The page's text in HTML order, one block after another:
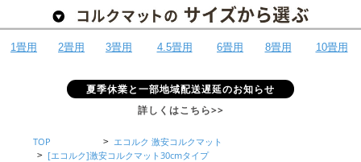
1畳用 2畳用 3畳用 4.5畳用 6畳用 8畳用 10畳用
夏季休業と一部地域配送遅延のお知らせ
詳しくはこちら>>
TOP > エコルク 激安コルクマット
> [エコルク]激安コルクマット30cmタイプ